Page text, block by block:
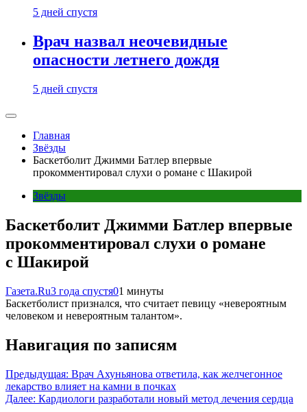
5 дней спустя
Врач назвал неочевидные
опасности летнего дождя
5 дней спустя
Главная
Звёзды
Баскетболит Джимми Батлер впервые
прокомментировал слухи о романе с Шакирой
Звёзды
Баскетболит Джимми Батлер впервые
прокомментировал слухи о романе
с Шакирой
Газета.Ru3 года спустя01 минуты
Баскетболист признался, что считает певицу «невероятным
человеком и невероятным талантом».
Навигация по записям
Предыдущая: Врач Ахуньянова ответила, как желчегонное
лекарство влияет на камни в почках
Далее: Кардиологи разработали новый метод лечения сердца